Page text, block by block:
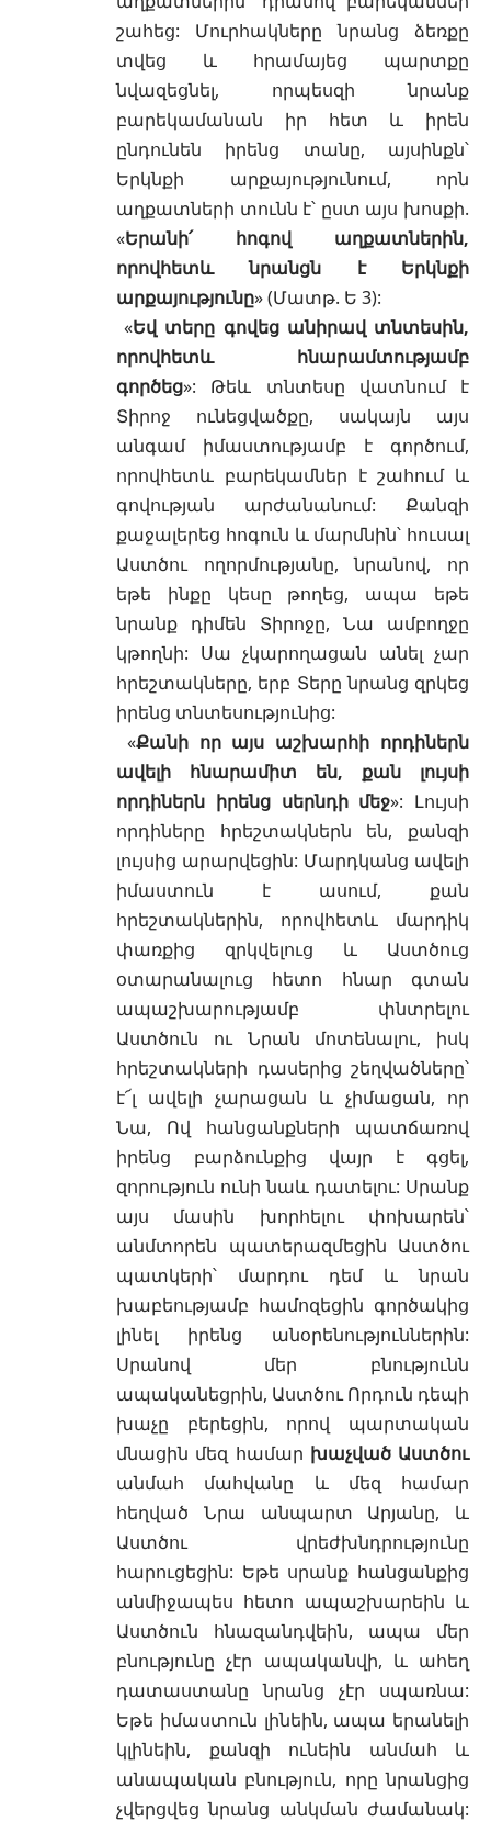
շահեց: Մուրհակները նրանց ձեռքը
տվեց և հրամայեց պարտքը
նվազեցնել, որպեսզի նրանք
բարեկամանան իր հետ և իրեն
ընդունեն իրենց տանը, այսինքն՝
Երկնքի արքայությունում, որն
աղքատների տունն է՝ ըստ այս խոսքի.
«Երանի՛ հոգով աղքատներին,
որովհետև նրանցն է Երկնքի
արքայությունը» (Մատթ. Ե 3):
«Եվ տերը գովեց անիրավ տնտեսին,
որովհետև հնարամտությամբ
գործեց»: Թեև տնտեսը վատնում է
Տիրոջ ունեցվածքը, սակայն այս
անգամ իմաստությամբ է գործում,
որովհետև բարեկամներ է շահում և
գովության արժանանում: Քանզի
քաջալերեց հոգուն և մարմնին՝ հուսալ
Աստծու ողորմությանը, նրանով, որ
եթե ինքը կեսը թողեց, ապա եթե
նրանք դիմեն Տիրոջը, Նա ամբողջը
կթողնի: Սա չկարողացան անել չար
հրեշտակները, երբ Տերը նրանց զրկեց
իրենց տնտեսությունից:
«Քանի որ այս աշխարհի որդիներն
ավելի հնարամիտ են, քան լույսի
որդիներն իրենց սերնդի մեջ»: Լույսի
որդիները հրեշտակներն են, քանզի
լույսից արարվեցին: Մարդկանց ավելի
իմաստուն է ասում, քան
հրեշտակներին, որովհետև մարդիկ
փառքից զրկվելուց և Աստծուց
օտարանալուց հետո հնար գտան
ապաշխարությամբ փնտրելու
Աստծուն ու Նրան մոտենալու, իսկ
հրեշտակների դասերից շեղվածները՝
է՜լ ավելի չարացան և չիմացան, որ
Նա, Ով հանցանքների պատճառով
իրենց բարձունքից վայր է գցել,
զորություն ունի նաև դատելու: Սրանք
այս մասին խորհելու փոխարեն՝
անմտորեն պատերազմեցին Աստծու
պատկերի՝ մարդու դեմ և նրան
խաբեությամբ համոզեցին գործակից
լինել իրենց անօրենություններին:
Սրանով մեր բնությունն
ապականեցրին, Աստծու Որդուն դեպի
խաչը բերեցին, որով պարտական
մնացին մեզ համար խաչված Աստծու
անմահ մահվանը և մեզ համար
հեղված Նրա անպարտ Արյանը, և
Աստծու վրեժխնդրությունը
հարուցեցին: Եթե սրանք հանցանքից
անմիջապես հետո ապաշխարեին և
Աստծուն հնազանդվեին, ապա մեր
բնությունը չէր ապականվի, և ահեղ
դատաստանը նրանց չէր սպառնա:
Եթե իմաստուն լինեին, ապա երանելի
կլինեին, քանզի ունեին անմահ և
անապական բնություն, որը նրանցից
չվերցվեց նրանց անկման ժամանակ: